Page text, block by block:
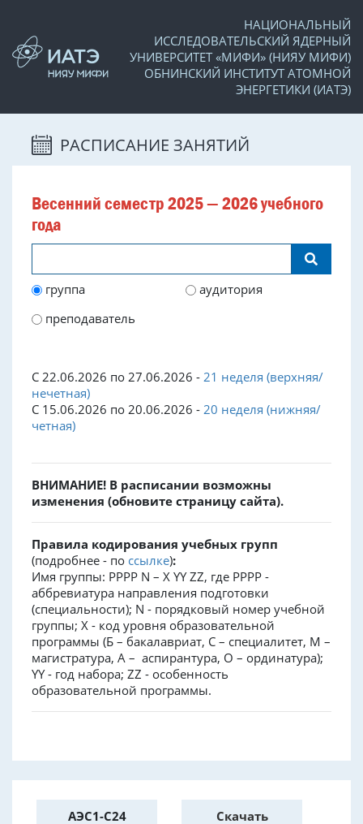
НАЦИОНАЛЬНЫЙ
ИССЛЕДОВАТЕЛЬСКИЙ ЯДЕРНЫЙ
УНИВЕРСИТЕТ «МИФИ» (НИЯУ МИФИ)
ОБНИНСКИЙ ИНСТИТУТ АТОМНОЙ
ЭНЕРГЕТИКИ (ИАТЭ)
РАСПИСАНИЕ ЗАНЯТИЙ
Весенний семестр 2025 — 2026 учебного
года
группа
аудитория
преподаватель
С 22.06.2026 по 27.06.2026 - 21 неделя (верхняя/
нечетная)
С 15.06.2026 по 20.06.2026 - 20 неделя (нижняя/
четная)
ВНИМАНИЕ! В расписании возможны
изменения (обновите страницу сайта).
Правила кодирования учебных групп
(подробнее - по ссылке):
Имя группы: PPPP N – X YY ZZ, где PPPP -
аббревиатура направления подготовки
(специальности); N - порядковый номер учебной
группы; X - код уровня образовательной
программы (Б – бакалавриат, С – специалитет, М –
магистратура, А – аспирантура, О – ординатура);
YY - год набора; ZZ - особенность
образовательной программы.
АЭС1-С24 Скачать